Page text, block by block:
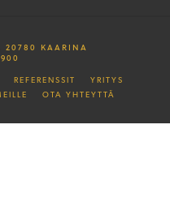
20780 KAARINA
REFERENSSIT
YRITYS
OTA YHTEYTTÄ